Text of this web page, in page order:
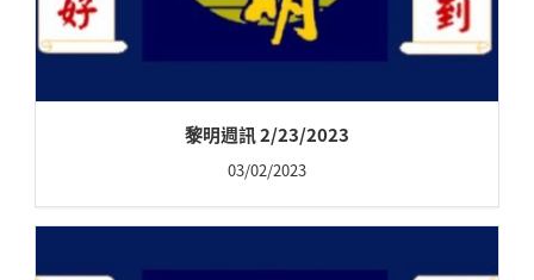
黎明週訊 2/23/2023
03/02/2023